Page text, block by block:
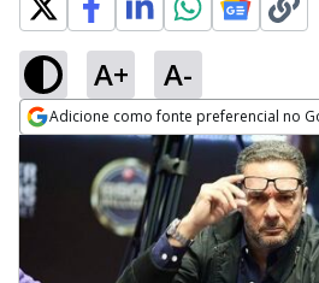
A+ A-
Adicione como fonte preferencial no
Opens in new window